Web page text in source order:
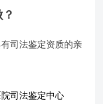
司法鉴定资质的亲
司法鉴定中心